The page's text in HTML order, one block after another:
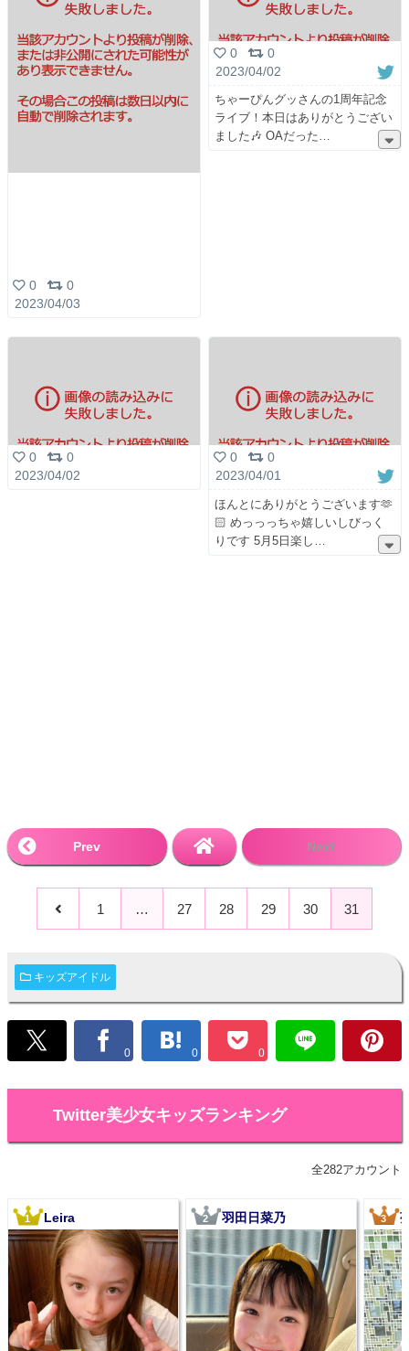
0
0
2023/04/03
0
0
2023/04/02
ちゃーぴんグッさんの1周年記念
ライブ！本日はありがとうござい
ました🎶 OAだった
0
0
2023/04/02
0
0
2023/04/01
ほんとにありがとうございます🫶
🏻 めっっっちゃ嬉しいしびっく
りです 5月5日楽し
Prev Next
1 … 27 28 29 30 31
キッズアイドル
0 0 0
Twitter美少女キッズランキング
全282アカウント
1 Leira 2 羽田日菜乃 3